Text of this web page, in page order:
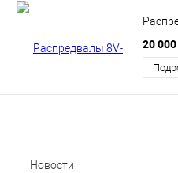
20
Новости